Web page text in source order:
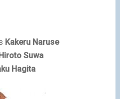
Kakeru Naruse
Suwa
Hagita